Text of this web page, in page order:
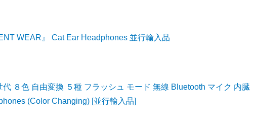
WEAR』 Cat Ear Headphones 並行輸入品
８色 自由変換 ５種 フラッシュ モード 無線 Bluetooth マイク 内臓
(Color Changing) [並行輸入品]